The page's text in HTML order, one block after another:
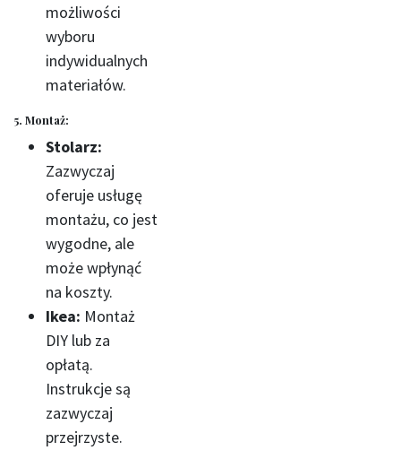
możliwości
wyboru
indywidualnych
materiałów.
5. Montaż:
Stolarz:
Zazwyczaj
oferuje usługę
montażu, co jest
wygodne, ale
może wpłynąć
na koszty.
Ikea: Montaż
DIY lub za
opłatą.
Instrukcje są
zazwyczaj
przejrzyste.